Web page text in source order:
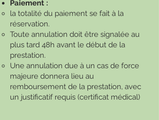
Paiement :
la totalité du paiement se fait à la
réservation.
Toute annulation doit être signalée au
plus tard 48h avant le début de la
prestation.
Une annulation due à un cas de force
majeure donnera lieu au
remboursement de la prestation, avec
un justificatif requis (certificat médical)